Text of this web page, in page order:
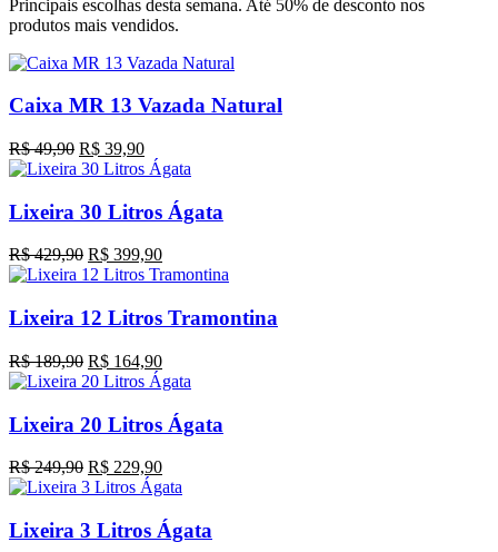
Principais escolhas desta semana. Até 50% de desconto nos
produtos mais vendidos.
Caixa MR 13 Vazada Natural
R$49,90 O
preço
era:
R$ 49,90.
R$ 39,90O
preço
é:
R$ 39,90.
Lixeira 30 Litros Ágata
R$429,90 O
preço
era:
R$ 429,90.
R$ 399,90O
preço
é:
R$ 399,90.
Lixeira 12 Litros Tramontina
R$189,90 O
preço
era:
R$ 189,90.
R$ 164,90O
preço
é:
R$ 164,90.
Lixeira 20 Litros Ágata
R$249,90 O
preço
era:
R$ 249,90.
R$ 229,90O
preço
é:
R$ 229,90.
Lixeira 3 Litros Ágata